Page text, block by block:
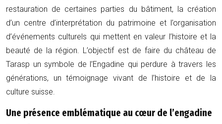
restauration de certaines parties du bâtiment, la création
d’un centre d’interprétation du patrimoine et l’organisation
d’événements culturels qui mettent en valeur l’histoire et la
beauté de la région. L’objectif est de faire du château de
Tarasp un symbole de l’Engadine qui perdure à travers les
générations, un témoignage vivant de l’histoire et de la
culture suisse.
Une présence emblématique au cœur de l’engadine